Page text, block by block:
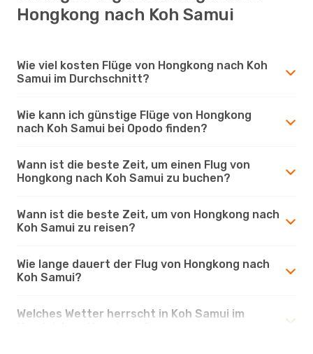
Hongkong nach Koh Samui
Wie viel kosten Flüge von Hongkong nach Koh
Samui im Durchschnitt?
Wie kann ich günstige Flüge von Hongkong
nach Koh Samui bei Opodo finden?
Wann ist die beste Zeit, um einen Flug von
Hongkong nach Koh Samui zu buchen?
Wann ist die beste Zeit, um von Hongkong nach
Koh Samui zu reisen?
Wie lange dauert der Flug von Hongkong nach
Koh Samui?
Welches Wetter herrscht in Koh Samui im